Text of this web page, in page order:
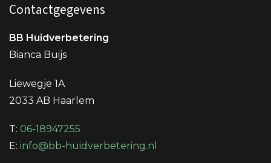
Contactgegevens
BB Huidverbetering
Bianca Buijs
Liewegje 1A
2033 AB Haarlem
T: 06-18947255
E: info@bb-huidverbetering.nl